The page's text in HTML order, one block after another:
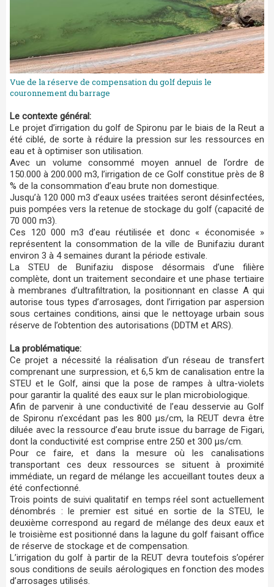
Vue de la réserve de compensation du golf depuis le
couronnement du barrage
Le contexte général:
Le projet d’irrigation du golf de Spironu par le biais de la Reut a
été ciblé, de sorte à réduire la pression sur les ressources en
eau et à optimiser son utilisation.
Avec un volume consommé moyen annuel de l’ordre de
150.000 à 200.000 m3, l’irrigation de ce Golf constitue près de 8
% de la consommation d’eau brute non domestique.
Jusqu’à 120 000 m3 d’eaux usées traitées seront désinfectées,
puis pompées vers la retenue de stockage du golf (capacité de
70 000 m3).
Ces 120 000 m3 d’eau réutilisée et donc « économisée »
représentent la consommation de la ville de Bunifaziu durant
environ 3 à 4 semaines durant la période estivale.
La STEU de Bunifaziu dispose désormais d’une filière
complète, dont un traitement secondaire et une phase tertiaire
à membranes d’ultrafiltration, la positionnant en classe A qui
autorise tous types d’arrosages, dont l’irrigation par aspersion
sous certaines conditions, ainsi que le nettoyage urbain sous
réserve de l’obtention des autorisations (DDTM et ARS).
La problématique:
Ce projet a nécessité la réalisation d’un réseau de transfert
comprenant une surpression, et 6,5 km de canalisation entre la
STEU et le Golf, ainsi que la pose de rampes à ultra-violets
pour garantir la qualité des eaux sur le plan microbiologique.
Afin de parvenir à une conductivité de l’eau desservie au Golf
de Spironu n’excédant pas les 800 μs/cm, la REUT devra être
diluée avec la ressource d’eau brute issue du barrage de Figari,
dont la conductivité est comprise entre 250 et 300 μs/cm.
Pour ce faire, et dans la mesure où les canalisations
transportant ces deux ressources se situent à proximité
immédiate, un regard de mélange les accueillant toutes deux a
été confectionné.
Trois points de suivi qualitatif en temps réel sont actuellement
dénombrés : le premier est situé en sortie de la STEU, le
deuxième correspond au regard de mélange des deux eaux et
le troisième est positionné dans la lagune du golf faisant office
de réserve de stockage et de compensation.
L’irrigation du golf à partir de la REUT devra toutefois s’opérer
sous conditions de seuils aérologiques en fonction des modes
d’arrosages utilisés.